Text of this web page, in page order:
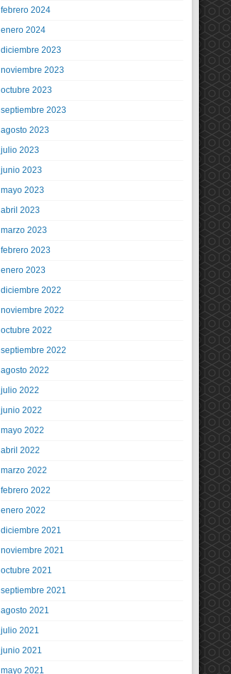
febrero 2024
enero 2024
diciembre 2023
noviembre 2023
octubre 2023
septiembre 2023
agosto 2023
julio 2023
junio 2023
mayo 2023
abril 2023
marzo 2023
febrero 2023
enero 2023
diciembre 2022
noviembre 2022
octubre 2022
septiembre 2022
agosto 2022
julio 2022
junio 2022
mayo 2022
abril 2022
marzo 2022
febrero 2022
enero 2022
diciembre 2021
noviembre 2021
octubre 2021
septiembre 2021
agosto 2021
julio 2021
junio 2021
mayo 2021